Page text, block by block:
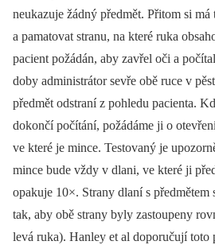
neukazuje žádný předmět. Přitom si má
a pamatovat stranu, na které ruka
pacient požádán, aby zavřel oči a
doby administrátor sevře obě ruce v
předmět odstraní z pohledu pacienta.
dokončí počítání, požádáme ji o
ve které je mince. Testovaný je
mince bude vždy v dlani, ve které ji
opakuje 10×. Strany dlaní s předmětem
tak, aby obě strany byly zastoupeny
levá ruka). Hanley et al doporučují toto